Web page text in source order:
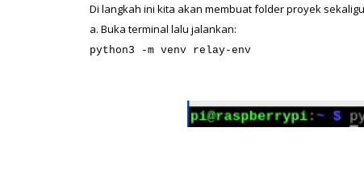
Di langkah ini kita akan membuat folder proyek
a. Buka terminal lalu jalankan:
python3 -m venv relay-env